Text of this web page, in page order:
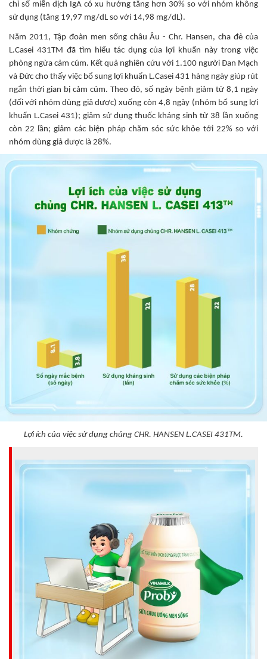
chỉ số miễn dịch IgA có xu hướng tăng hơn 30% so với nhóm không
sử dụng (tăng 19,97 mg/dL so với 14,98 mg/dL).
Năm 2011, Tập đoàn men sống châu Âu - Chr. Hansen, cha đẻ của
L.Casei 431TM đã tìm hiểu tác dụng của lợi khuẩn này trong việc
phòng ngừa cảm cúm. Kết quả nghiên cứu với 1.100 người Đan Mạch
và Đức cho thấy việc bổ sung lợi khuẩn L.Casei 431 hàng ngày giúp rút
ngắn thời gian bị cảm cúm. Theo đó, số ngày bệnh giảm từ 8,1 ngày
(đối với nhóm dùng giả dược) xuống còn 4,8 ngày (nhóm bổ sung lợi
khuẩn L.Casei 431); giảm sử dụng thuốc kháng sinh từ 38 lần xuống
còn 22 lần; giảm các biện pháp chăm sóc sức khỏe tới 22% so với
nhóm dùng giả dược là 28%.
Lợi ích của việc sử dụng chủng CHR. HANSEN L.CASEI 431TM.